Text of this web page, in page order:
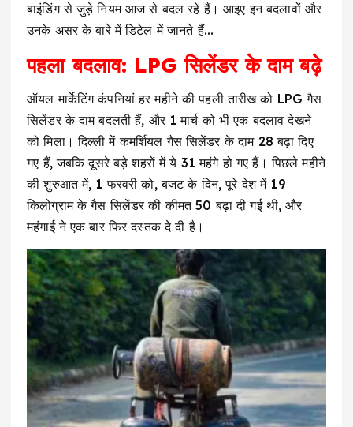
बाइंडिंग से जुड़े नियम आज से बदल रहे हैं। आइए इन बदलावों और
उनके असर के बारे में डिटेल में जानते हैं…
पहला बदलाव: LPG सिलेंडर के दाम बढ़े
ऑयल मार्केटिंग कंपनियां हर महीने की पहली तारीख को LPG गैस
सिलेंडर के दाम बदलती हैं, और 1 मार्च को भी एक बदलाव देखने
को मिला। दिल्ली में कमर्शियल गैस सिलेंडर के दाम ₹28 बढ़ा दिए
गए हैं, जबकि दूसरे बड़े शहरों में ये ₹31 महंगे हो गए हैं। पिछले महीने
की शुरुआत में, 1 फरवरी को, बजट के दिन, पूरे देश में 19
किलोग्राम के गैस सिलेंडर की कीमत ₹50 बढ़ा दी गई थी, और
महंगाई ने एक बार फिर दस्तक दे दी है।